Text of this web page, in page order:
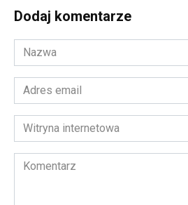
Dodaj komentarze
Nazwa
*
Adres
email
*Witryna
internetowa
Komentarz